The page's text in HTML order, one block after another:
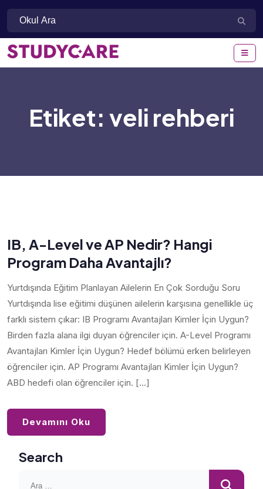
Etiket: veli rehberi
IB, A-Level ve AP Nedir? Hangi
Program Daha Avantajlı?
Yurtdışında Eğitim Planlayan Ailelerin En Çok Sorduğu Soru
Yurtdışında lise eğitimi düşünen ailelerin karşısına genellikle üç
farklı sistem çıkar: IB Programı Avantajları Kimler İçin Uygun?
Birden fazla alana ilgi duyan öğrenciler için. A-Level Programı
Avantajları Kimler İçin Uygun? Hedef bölümü erken belirleyen
öğrenciler için. AP Programı Avantajları Kimler İçin Uygun?
ABD hedefi olan öğrenciler için. […]
Devamını Oku
Search